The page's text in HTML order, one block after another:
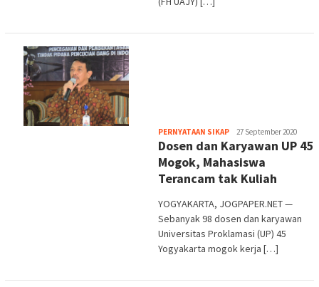
PERNYATAAN SIKAPHeri
Purwata
27 September 2020
Dosen dan Karyawan UP 45
Mogok, Mahasiswa
Terancam tak Kuliah
YOGYAKARTA, JOGPAPER.NET —
Sebanyak 98 dosen dan karyawan
Universitas Proklamasi (UP) 45
Yogyakarta mogok kerja […]